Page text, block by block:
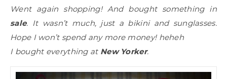
Went again shopping! And bought something in
sale. It wasn’t much, just a bikini and sunglasses.
Hope I won’t spend any more money! heheh
I bought everything at New Yorker.